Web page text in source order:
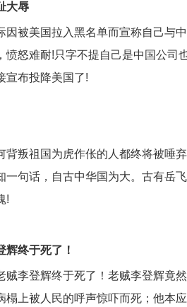
大辱
被美国拉入黑名单而宣称自己与
愤怒难耐!只字不提自己是中国公司
宣布投降美国了!
背叛祖国为虎作伥的人都终将被唾
一句话，自古中华国为大。古有岳
!
辉终于死了！
贼李登辉终于死了！老贼李登辉竟
上被人民的呼声惊吓而死；他本